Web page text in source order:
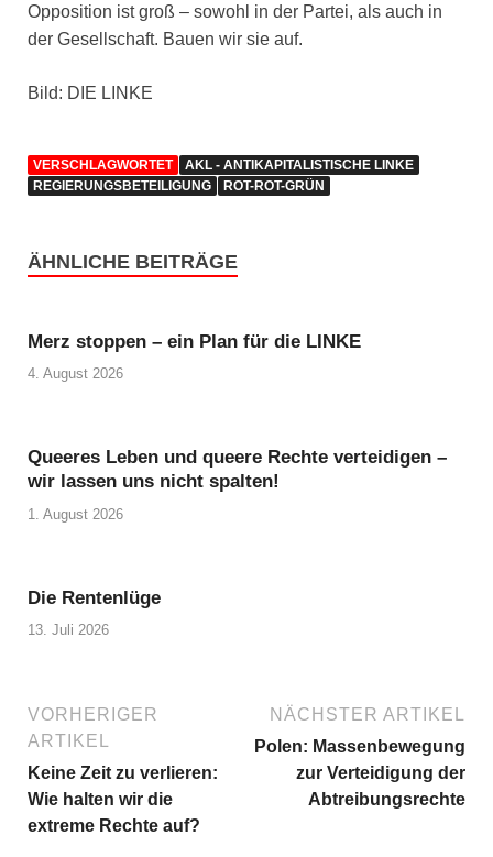
Opposition ist groß – sowohl in der Partei, als auch in
der Gesellschaft. Bauen wir sie auf.
Bild: DIE LINKE
VERSCHLAGWORTET
AKL - ANTIKAPITALISTISCHE LINKE
REGIERUNGSBETEILIGUNG
ROT-ROT-GRÜN
ÄHNLICHE BEITRÄGE
Merz stoppen – ein Plan für die LINKE
4. August 2026
Queeres Leben und queere Rechte verteidigen –
wir lassen uns nicht spalten!
1. August 2026
Die Rentenlüge
13. Juli 2026
VORHERIGER
ARTIKEL
Keine Zeit zu verlieren:
Wie halten wir die
extreme Rechte auf?
NÄCHSTER ARTIKEL
Polen: Massenbewegung
zur Verteidigung der
Abtreibungsrechte